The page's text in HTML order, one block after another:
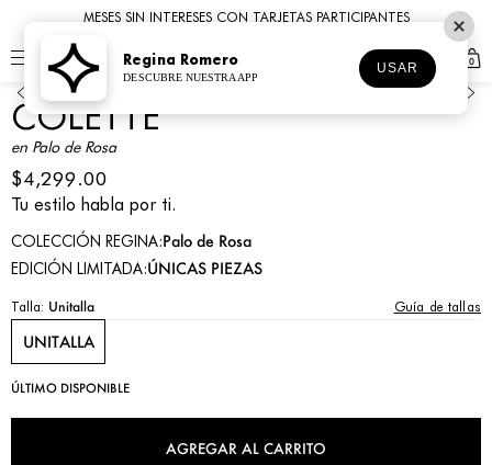
MESES SIN INTERESES CON TARJETAS PARTICIPANTES
0
1 2 3
COLETTE
en Palo de Rosa
$4,299.00
Tu estilo habla por ti.
COLECCIÓN REGINA:Palo de Rosa
EDICIÓN LIMITADA:ÚNICAS PIEZAS
Talla: Unitalla Guía de tallas
UNITALLA
ÚLTIMO DISPONIBLE
AGREGAR AL CARRITO
Regina Romero
DESCUBRE NUESTRA APP
USAR